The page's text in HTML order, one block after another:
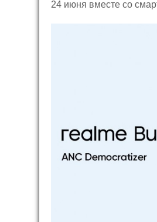
24 июня вместе со